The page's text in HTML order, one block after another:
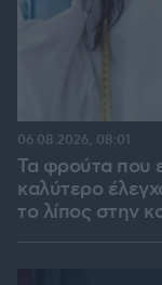
Τα φρούτα που
καλύτερο
το λίπος στην
06.08.2026, 08:01